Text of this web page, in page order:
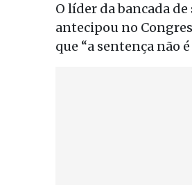
O líder da bancada
antecipou no
que “a sentença não